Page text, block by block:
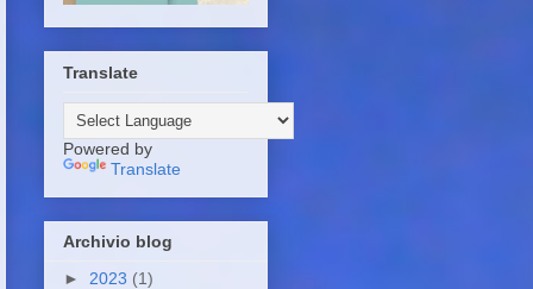
Translate
Powered by
Translate
Archivio blog
► 2023 (1)